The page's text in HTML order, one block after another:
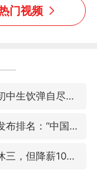
门视频
泰国初中生饮弹自尽前开了26枪
日本发布排名：“中国第一，美日德韩英法居后”
上四休三，但降薪1000元，你接受吗？